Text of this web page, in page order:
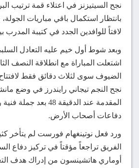
نجح السيتيزنز في اعتلاء قمة ترتيب
بانتظار استكمال باقي مباريات
لافتاً للوافدين الجدد في كتيبة المدرب
وبعد شوط أول خيم عليه التعادل
اشتعلت المباراة مع انطلاقة النصف
الضيوف سوى لثلاث دقائق فقط
نجح النجم تيجاني رايندرز في وضع
المقدمة عند الدقيقة 48
دفاعات أصحاب الأرض.
ورد فعل نوتينغهام فورست لم يتأخر
الفريق تراجعاً مؤقتاً في تركيز دفاع
أوماري هاتشينسون من إدراك هدف